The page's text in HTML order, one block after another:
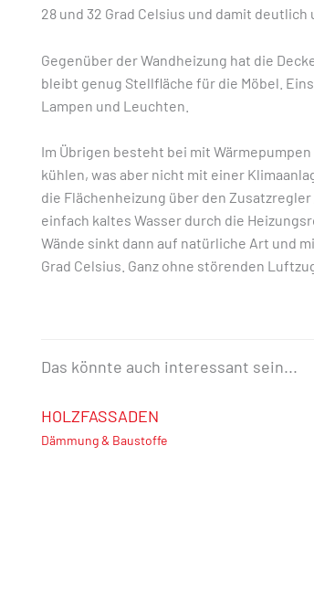
28 und 32 Grad Celsius und damit
Gegenüber der Wandheizung hat die
bleibt genug Stellfläche für die Möbel.
Lampen und Leuchten.
Im Übrigen besteht bei mit
kühlen, was aber nicht mit einer
die Flächenheizung über den
einfach kaltes Wasser durch die
Wände sinkt dann auf natürliche Art und
Grad Celsius. Ganz ohne störenden
Das könnte auch interessant sein...
HOLZFASSADEN
Dämmung & Baustoffe